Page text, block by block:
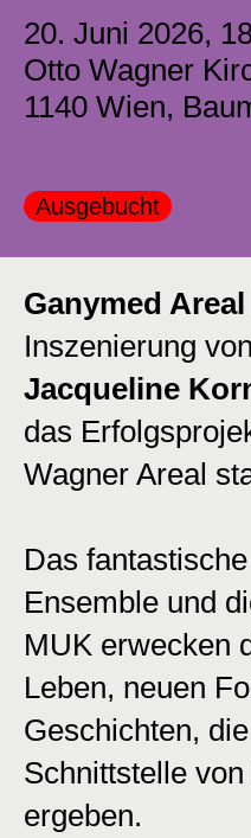
20. Juni 2026,
Otto Wagner
1140 Wien,
Kategorie:
Ausgebucht
Ganymed Areal
Inszenierung
Jacqueline
das
Wagner Areal
Das
Ensemble und
MUK erwecken
Leben, neuen
Geschichten,
Schnittstelle
ergeben.